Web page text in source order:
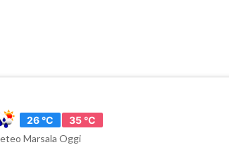
26 °C
35 °C
Marsala Oggi